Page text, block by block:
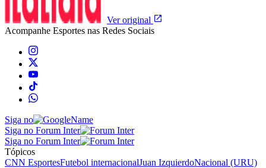
Ver original
Acompanhe Esportes nas Redes Sociais
Siga no
Siga no Forum Inter
Siga no Forum Inter
Tópicos
CNN EsportesFutebol internacionalJuan IzquierdoNacional (URU)